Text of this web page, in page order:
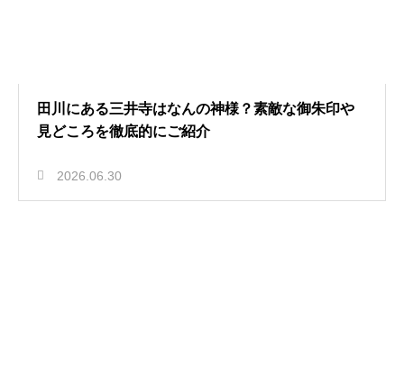
田川にある三井寺はなんの神様？素敵な御朱印や
見どころを徹底的にご紹介
2026.06.30